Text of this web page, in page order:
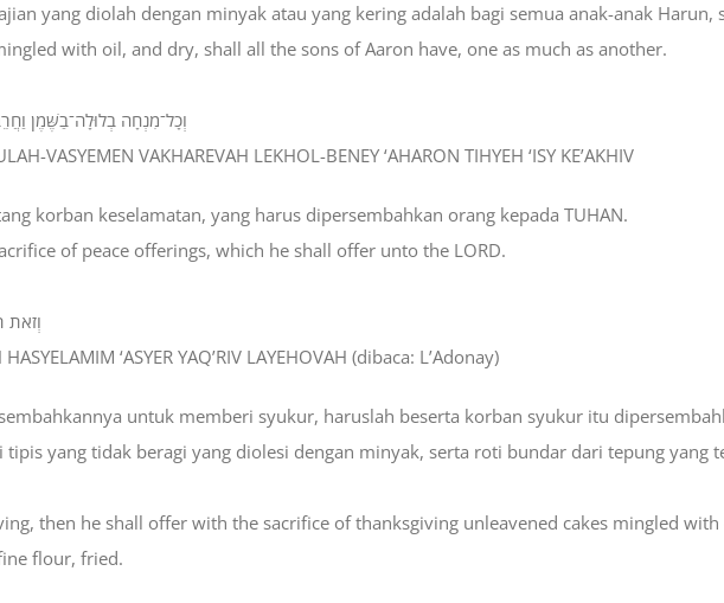
yang diolah dengan minyak atau yang kering adalah bagi semua anak-anak Harun,
with oil, and dry, shall all the sons of Aaron have, one as much as another.
וְכָל־מִנְחָה בְלוּלָה־בַשֶּׁמֶן
VASYEMEN VAKHAREVAH LEKHOL-BENEY ‘AHARON TIHYEH ‘ISY KE’AKHIV
korban keselamatan, yang harus dipersembahkan orang kepada TUHAN.
of peace offerings, which he shall offer unto the LORD.
וְזֹאת
‘ASYER YAQ’RIV LAYEHOVAH (dibaca: L’Adonay)
untuk memberi syukur, haruslah beserta korban syukur itu
yang tidak beragi yang diolesi dengan minyak, serta roti bundar dari tepung yang
then he shall offer with the sacrifice of thanksgiving unleavened cakes mingled
flour, fried.